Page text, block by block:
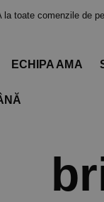
toate comenzile de
ECHIPA AMA